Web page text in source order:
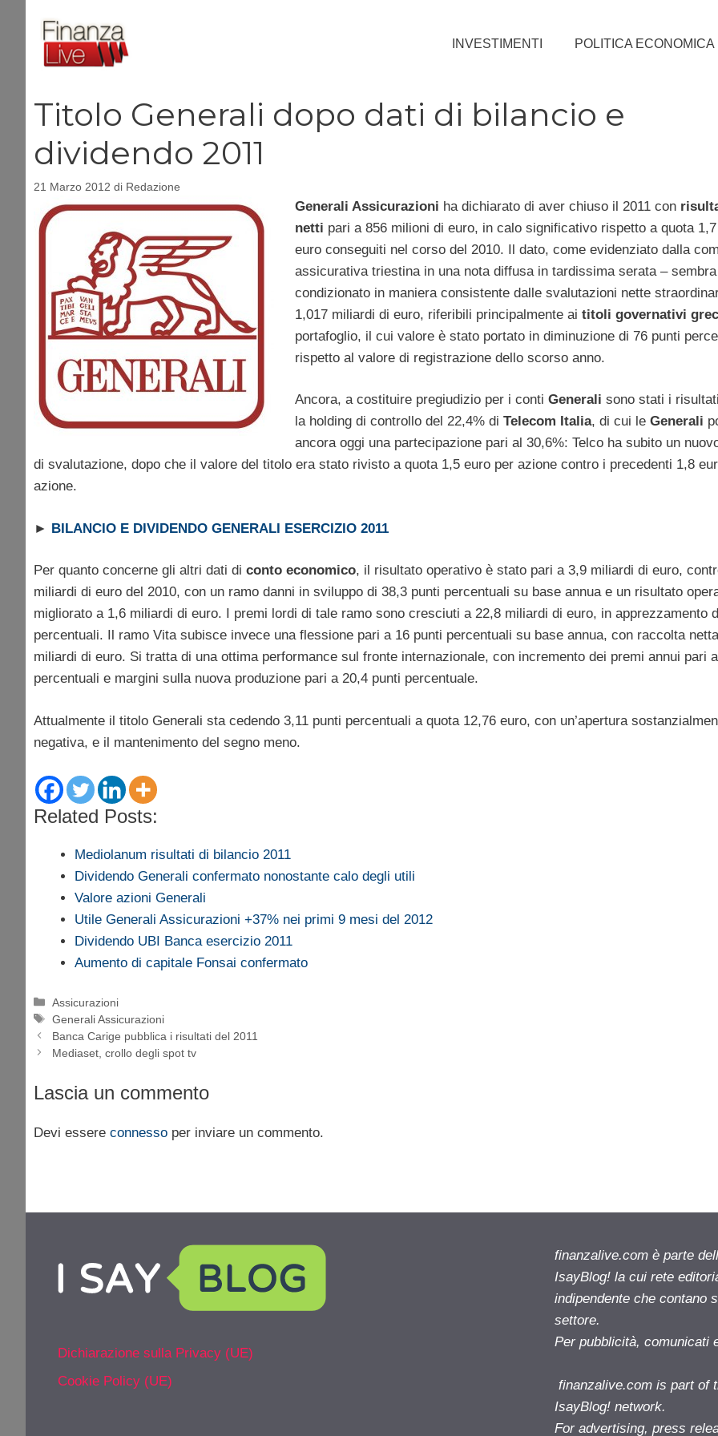
contenuto
INVESTIMENTI POLITICA ECONOMICA
Titolo Generali dopo dati di bilancio e
dividendo 2011
21 Marzo 2012 di Redazione
Generali Assicurazioni ha dichiarato di aver chiuso il 2011 con
netti pari a 856 milioni di euro, in calo significativo rispetto a quota
euro conseguiti nel corso del 2010. Il dato, come evidenziato dalla
assicurativa triestina in una nota diffusa in tardissima serata –
condizionato in maniera consistente dalle svalutazioni nette
1,017 miliardi di euro, riferibili principalmente ai titoli governativi
portafoglio, il cui valore è stato portato in diminuzione di 76 punti
rispetto al valore di registrazione dello scorso anno.
Ancora, a costituire pregiudizio per i conti Generali sono stati i
la holding di controllo del 22,4% di Telecom Italia, di cui le Generali
ancora oggi una partecipazione pari al 30,6%: Telco ha subito un
di svalutazione, dopo che il valore del titolo era stato rivisto a quota 1,5 euro per azione contro i precedenti 1,8
azione.
► BILANCIO E DIVIDENDO GENERALI ESERCIZIO 2011
Per quanto concerne gli altri dati di conto economico, il risultato operativo è stato pari a 3,9 miliardi di euro,
miliardi di euro del 2010, con un ramo danni in sviluppo di 38,3 punti percentuali su base annua e un risultato
migliorato a 1,6 miliardi di euro. I premi lordi di tale ramo sono cresciuti a 22,8 miliardi di euro, in apprezzamento
percentuali. Il ramo Vita subisce invece una flessione pari a 16 punti percentuali su base annua, con raccolta
miliardi di euro. Si tratta di una ottima performance sul fronte internazionale, con incremento dei premi annui pari
percentuali e margini sulla nuova produzione pari a 20,4 punti percentuale.
Attualmente il titolo Generali sta cedendo 3,11 punti percentuali a quota 12,76 euro, con un’apertura
negativa, e il mantenimento del segno meno.
Related Posts:
Mediolanum risultati di bilancio 2011
Dividendo Generali confermato nonostante calo degli utili
Valore azioni Generali
Utile Generali Assicurazioni +37% nei primi 9 mesi del 2012
Dividendo UBI Banca esercizio 2011
Aumento di capitale Fonsai confermato
Categorie
Assicurazioni
Tag
Generali Assicurazioni
Banca Carige pubblica i risultati del 2011
Mediaset, crollo degli spot tv
Lascia un commento
Devi essere connesso per inviare un commento.
Dichiarazione sulla Privacy (UE)
Cookie Policy (UE)
finanzalive.com è parte
IsayBlog! la cui rete
indipendente che contano
settore.
Per pubblicità, comunicati
finanzalive.com is part of
IsayBlog! network.
For advertising, press